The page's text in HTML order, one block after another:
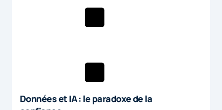
Données et IA : le paradoxe de la